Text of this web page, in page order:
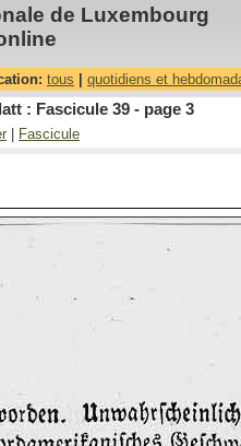
de Luxembourg
tous quotidiens et
: Fascicule 39 - page 3
Fascicule